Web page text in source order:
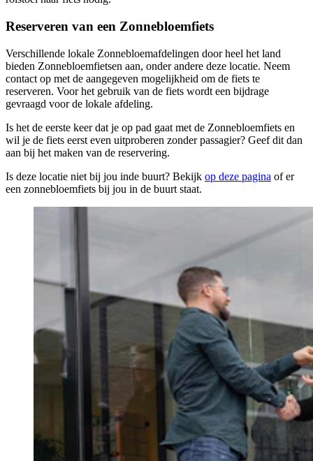
Reserveren van een Zonnebloemfiets
Verschillende lokale Zonnebloemafdelingen door heel het land
bieden Zonnebloemfietsen aan, onder andere deze locatie. Neem
contact op met de aangegeven mogelijkheid om de fiets te
reserveren. Voor het gebruik van de fiets wordt een bijdrage
gevraagd voor de lokale afdeling.
Is het de eerste keer dat je op pad gaat met de Zonnebloemfiets en
wil je de fiets eerst even uitproberen zonder passagier? Geef dit dan
aan bij het maken van de reservering.
Is deze locatie niet bij jou inde buurt? Bekijk op deze pagina of er
een zonnebloemfiets bij jou in de buurt staat.